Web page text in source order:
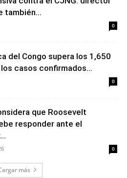
también...
0
del Congo supera los 1,650
casos confirmados...
0
que Roosevelt
responder ante el
0
más